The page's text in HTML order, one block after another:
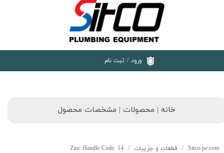
ورود / ثبت نام
خانه | محصولات | مشخصات محصول
Sitco-pe.com قطعات و جزییات Zinc Handle Code: 14